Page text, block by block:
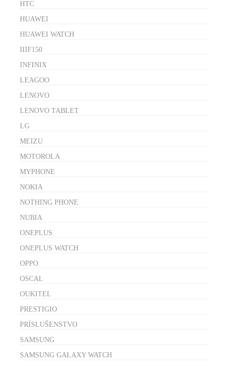
HTC
HUAWEI
HUAWEI WATCH
IIIF150
INFINIX
LEAGOO
LENOVO
LENOVO TABLET
LG
MEIZU
MOTOROLA
MYPHONE
NOKIA
NOTHING PHONE
NUBIA
ONEPLUS
ONEPLUS WATCH
OPPO
OSCAL
OUKITEL
PRESTIGIO
PRÍSLUŠENSTVO
SAMSUNG
SAMSUNG GALAXY WATCH